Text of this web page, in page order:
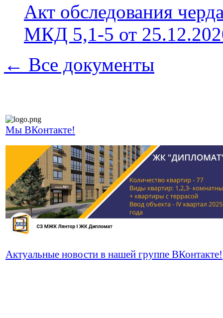
Акт обследования
МКД 5,1-5 от
← Все документы
Мы ВКонтакте!
Актуальные новости в нашей группе ВКонтакте!